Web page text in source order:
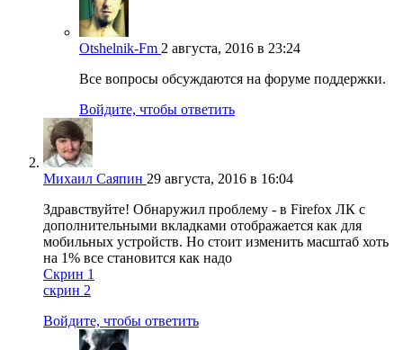
Otshelnik-Fm 2 августа, 2016 в 23:24
Все вопросы обсуждаются на форуме поддержки.
Войдите, чтобы ответить
Михаил Саяпин 29 августа, 2016 в 16:04
Здравствуйте! Обнаружил проблему - в Firefox ЛК с
дополнительными вкладками отображается как для
мобильных устройств. Но стоит изменить масштаб хоть
на 1% все становится как надо
Скрин 1
скрин 2
Войдите, чтобы ответить